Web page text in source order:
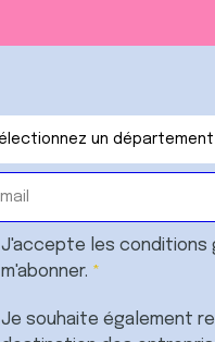
J'accepte les conditions
m'abonner.
Je souhaite également